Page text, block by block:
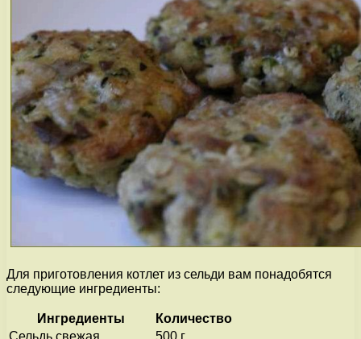
Для приготовления котлет из сельди вам понадобятся
следующие ингредиенты:
Ингредиенты
Количество
Сельдь свежая
500 г